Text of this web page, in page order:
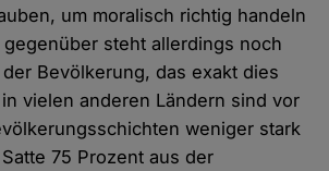
um moralisch richtig handeln
steht allerdings noch
Bevölkerung, das exakt dies
vielen anderen Ländern sind vor
weniger stark
75 Prozent aus der